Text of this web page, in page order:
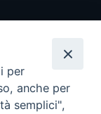
per
anche per
semplici",